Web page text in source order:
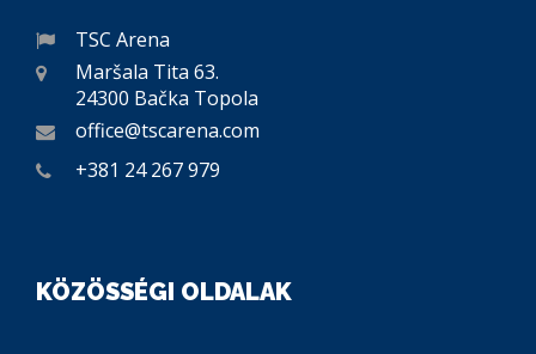
TSC Arena
Maršala Tita 63.
24300 Bačka Topola
office@tscarena.com
+381 24 267 979
KÖZÖSSÉGI OLDALAK